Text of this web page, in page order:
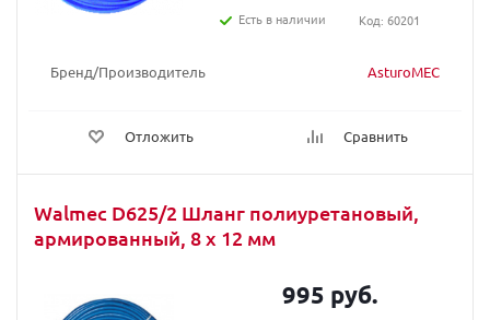
Бренд/Производитель AsturoMEC
Отложить Сравнить
Есть в наличии
Код: 60201
Walmec D625/2 Шланг полиуретановый,
армированный, 8 х 12 мм
995 руб.